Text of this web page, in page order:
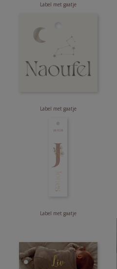
Label met gaatje
Label met gaatje
Label met gaatje